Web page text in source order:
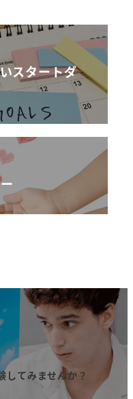
スタートダ
してみませんか？